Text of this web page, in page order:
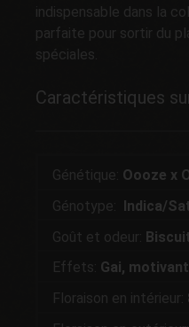
indispensable dans la
parfaite pour sortir du
spéciales.
Caractéristiques
Génétique: Oooze x
Génotype: Indica/
Goût et odeur:
Effets: Gai,
Floraison en intérieur: